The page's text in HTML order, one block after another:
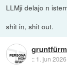
LLMji delajo n
shit in, shit out.
:: 1. jun